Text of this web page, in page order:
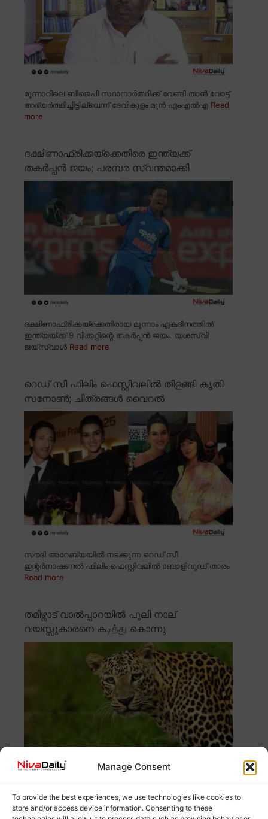
Manage Consent
To provide the best experiences, we use technologies like cookies to
store and/or access device information. Consenting to these
മൂന്നാറിലെ ബിജെപി സ്ഥാനാർത്ഥിക്ക് വേണ്ടി താൻ വോട്ട്
അഭ്യർത്ഥിച്ചിട്ടില്ലെന്ന് ദേവികുളം മുൻ എംഎൽഎ Read
more
ദക്ഷിണാഫ്രിക്കയ്ക്കെതിരെ ഇന്ത്യക്ക്
തകർപ്പൻ ജയം; പരമ്പര സ്വന്തമാക്കി
ദക്ഷിണാഫ്രിക്കയ്ക്കെതിരായ മൂന്നാം ഏകദിനത്തിൽ
ഇന്ത്യയ്ക്ക് 9 വിക്കറ്റിന്റെ തകർപ്പൻ ജയം. യശസ്വി
ജയ്സ്വാൾ Read more
റെഡ് സീ ഫിലിം ഫെസ്റ്റിവലിൽ തിളങ്ങി കൃതി
സനോൺ; ചിത്രങ്ങൾ വൈറൽ
സൗദി അറേബ്യയിൽ നടക്കുന്ന റെഡ് സീ
ഇന്റർനാഷണൽ ഫിലിം ഫെസ്റ്റിവലിൽ ബോളിവുഡ് താരം
Read more
തമിഴ്നാട് വാൽപ്പാറയിൽ പുലി നാല്
വയസ്സുകാരനെ കடித்து കൊന്നു
കடித்து കൊന്നു. ആയിപാടി എസ്റ്റേറ്റിലെ തോട്ടംRead
more